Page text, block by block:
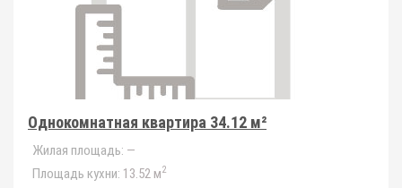
Однокомнатная квартира 34.12 м²
Жилая площадь: —
Площадь кухни: 13.52 м2